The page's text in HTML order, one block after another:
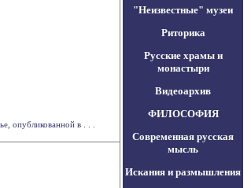
опубликованной в . . .
"Неизвестные" музеи
Риторика
Русские храмы и
монастыри
Видеоархив
ФИЛОСОФИЯ
Современная русская
мысль
Искания и размышления